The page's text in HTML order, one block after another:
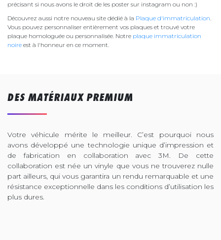
précisant si nous avons le droit de les poster sur instagram ou non :)
Découvrez aussi notre nouveau site dédié à la Plaque d'immatriculation.
Vous pouvez personnaliser entièrement vos plaques et trouvé votre
plaque homologuée ou personnalisée. Notre plaque immatriculation
noire est à l'honneur en ce moment.
DES MATÉRIAUX PREMIUM
Votre véhicule mérite le meilleur. C’est pourquoi nous
avons développé une technologie unique d’impression et
de fabrication en collaboration avec 3M. De cette
collaboration est née un vinyle que vous ne trouverez nulle
part ailleurs, qui vous garantira un rendu remarquable et une
résistance exceptionnelle dans les conditions d’utilisation les
plus dures.